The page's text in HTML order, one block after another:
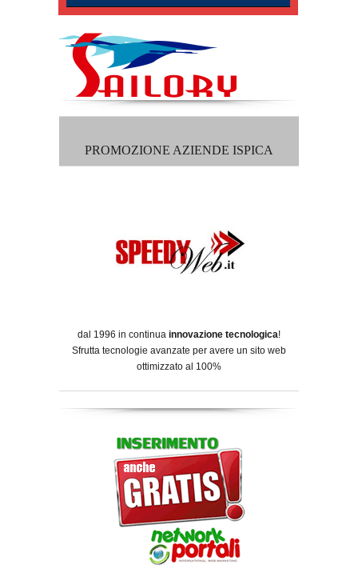
PROMOZIONE AZIENDE ISPICA
dal 1996 in continua innovazione tecnologica!
Sfrutta tecnologie avanzate per avere un sito web
ottimizzato al 100%